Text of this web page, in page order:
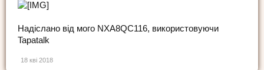
Надіслано від мого NXA8QC116, використовуючи
Tapatalk
18 кві 2018